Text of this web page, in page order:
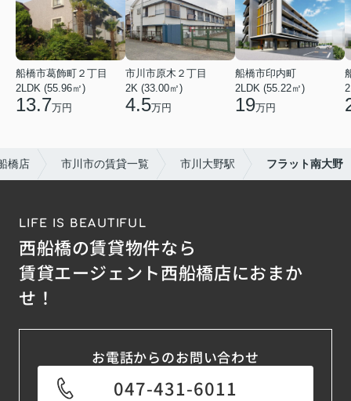
船橋市葛飾町２丁目
2LDK (55.96㎡)
13.7万円
市川市原木２丁目
2K (33.00㎡)
4.5万円
船橋市印内町
2LDK (55.22㎡)
19万円
橋店 市川市の賃貸一覧 市川大野駅 フラット南大野
LIFE IS BEAUTIFUL
西船橋の賃貸物件なら
賃貸エージェント西船橋店におまか
せ！
お電話からのお問い合わせ
047-431-6011